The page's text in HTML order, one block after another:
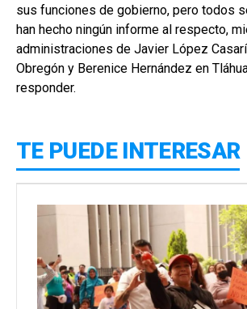
sus funciones de gobierno, pero todos
han hecho ningún informe al respecto,
administraciones de Javier López
Obregón y Berenice Hernández en
responder.
TE PUEDE INTERESAR